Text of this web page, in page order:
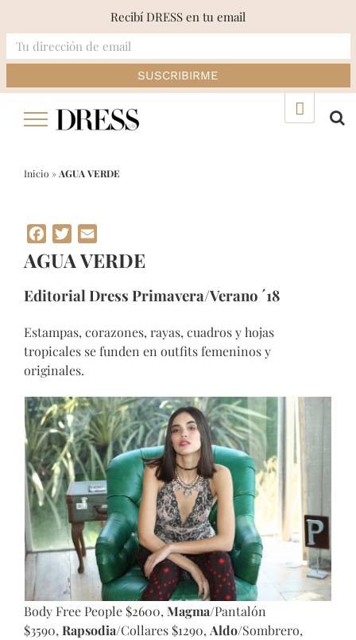
Inicio »AGUA VERDE
Facebook
Twitter
AGUA VERDE
Editorial Dress Primavera/Verano ´18
Estampas, corazones, rayas, cuadros y hojas
tropicales se funden en outfits femeninos y
originales.
Body Free People $2600, Magma/Pantalón
$3590, Rapsodia/Collares $1290, Aldo/Sombrero,
Recibí DRESS en tu email